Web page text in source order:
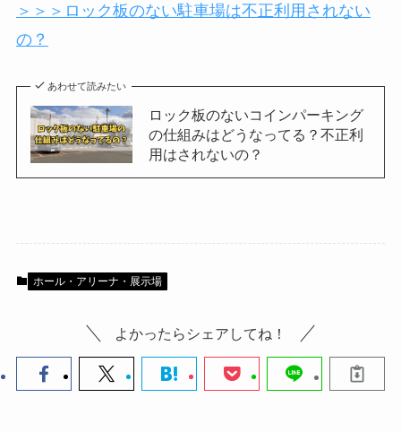
今回紹介したサイトを活用して、宿泊施設やレン
タカーをお得に予約するのもおすすめです。
現地観戦で最高の時間を過ごし、選手たちととも
に素晴らしいスポーツシーズンを楽しみましょ
う！
の？
あわせて読みたい
ロック板のないコインパーキング
の仕組みはどうなってる？不正利